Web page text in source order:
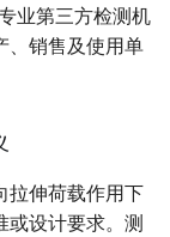
业第三方检测机
、销售及使用单
拉伸荷载作用下
或设计要求。测